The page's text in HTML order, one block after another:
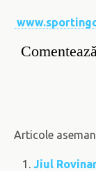
Articole
Jiul